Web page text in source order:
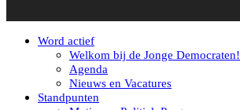
Word actief
Welkom bij de Jonge Democraten!
Agenda
Nieuws en Vacatures
Standpunten